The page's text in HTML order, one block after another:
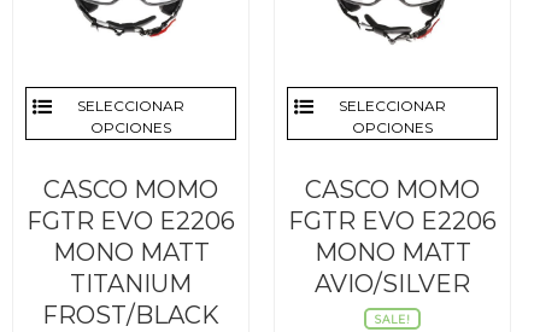
SELECCIONAR
OPCIONES
CASCO MOMO
FGTR EVO E2206
MONO MATT
TITANIUM
FROST/BLACK
SELECCIONAR
OPCIONES
CASCO MOMO
FGTR EVO E2206
MONO MATT
AVIO/SILVER
SALE!